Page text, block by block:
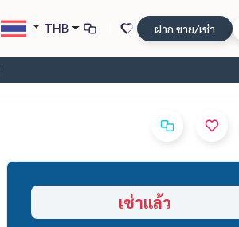
THB ฝาก ขาย/เช่า
เช่าแล้ว